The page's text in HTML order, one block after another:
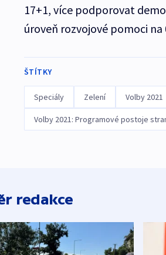
17+1, více podporovat
úroveň rozvojové pomoci na
ŠTÍTKY
Speciály Zelení Volby 2021
Volby 2021: Programové postoje
redakce